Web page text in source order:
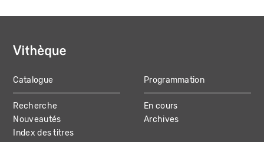
MAIN
NAVIGATION
Catalogue
Recherche
Nouveautés
Index des titres
Programmation
En cours
Archives